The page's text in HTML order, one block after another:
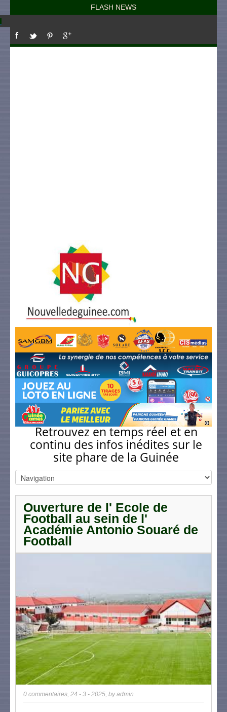
FLASH NEWS
Retrouvez en temps réel et en
continu des infos inédites sur le
site phare de la Guinée
Ouverture de l' Ecole de
Football au sein de l'
Académie Antonio Souaré de
Football
0 commentaires, 24 - 3 - 2025, byadmin